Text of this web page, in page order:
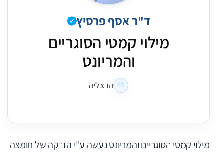
ד"ר אסף פרסיץ
מילוי קמטי הסוגריים
והמריונט
הרצליה
מילוי קמטי הסוגריים והמריונט נעשה ע"י הזרקה של חומצה